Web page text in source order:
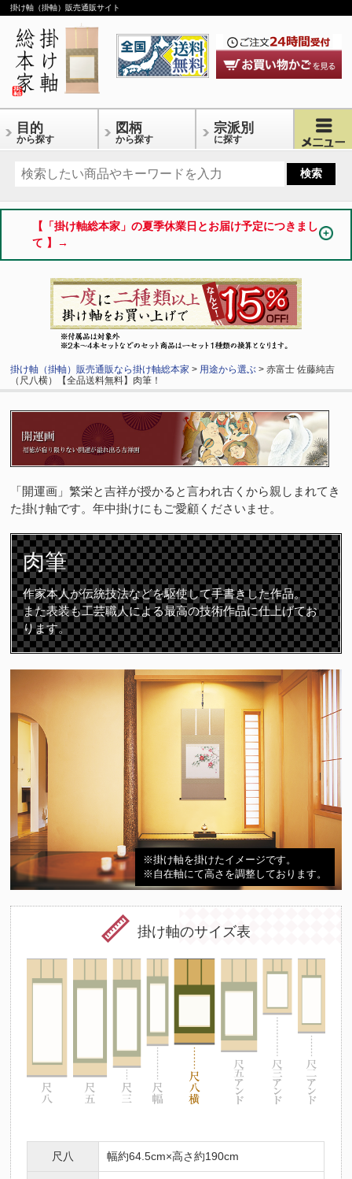
掛け軸（掛軸）販売通販サイト
目的
から探す
図柄
から探す
宗派別
に探す
【「掛け軸総本家」の夏季休業日とお届け予定につきまし
て 】→
掛け軸（掛軸）販売通販なら掛け軸総本家 > 用途から選ぶ > 赤富士 佐藤純吉
（尺八横）【全品送料無料】肉筆！
「開運画」繁栄と吉祥が授かると言われ古くから親しまれてき
た掛け軸です。年中掛けにもご愛顧くださいませ。
肉筆
作家本人が伝統技法などを駆使して手書きした作品。
また表装も工芸職人による最高の技術作品に仕上げてお
ります。
※掛け軸を掛けたイメージです。
※自在軸にて高さを調整しております。
掛け軸のサイズ表
尺八 幅約64.5cm×高さ約190cm